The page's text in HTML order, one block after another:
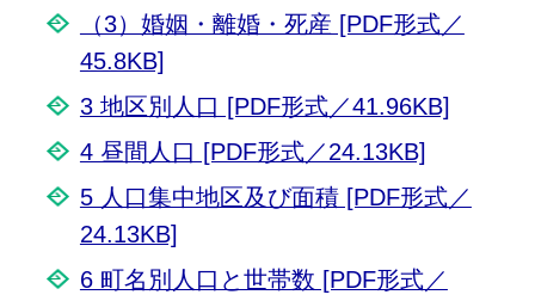
（3）婚姻・離婚・死産 [PDF形式／
45.8KB]
3 地区別人口 [PDF形式／41.96KB]
4 昼間人口 [PDF形式／24.13KB]
5 人口集中地区及び面積 [PDF形式／
24.13KB]
6 町名別人口と世帯数 [PDF形式／